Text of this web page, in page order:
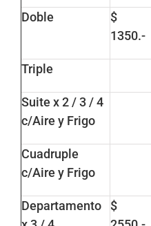
Doble
$
1350.-
Triple
Suite x 2 / 3 / 4
c/Aire y Frigo
Cuadruple
c/Aire y Frigo
Departamento
$